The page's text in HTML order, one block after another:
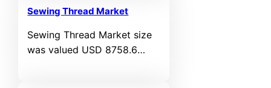
6862.48 million by 2032, at
forecast period.
Sewing Thread Market
Sewing Thread Market size
was valued USD 8758.6